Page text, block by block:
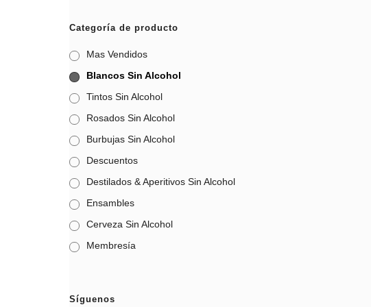
Categoría de producto
Mas Vendidos
Blancos Sin Alcohol
Tintos Sin Alcohol
Rosados Sin Alcohol
Burbujas Sin Alcohol
Descuentos
Destilados & Aperitivos Sin Alcohol
Ensambles
Cerveza Sin Alcohol
Membresía
Síguenos